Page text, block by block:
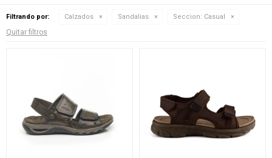
Filtrando por: Calzados Sandalias Seccion: Casual
Quitar filtros